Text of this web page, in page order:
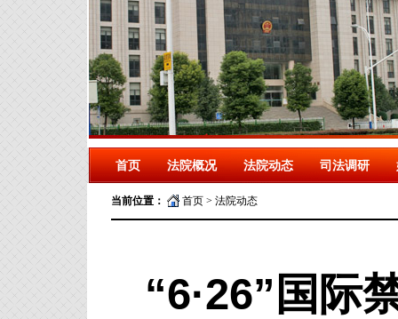
首页 法院概况 法院动态 司法调研
当前位置： 首页 > 法院动态
“6·26”国际